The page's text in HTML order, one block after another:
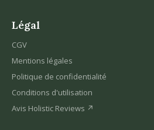
Légal
CGV
Mentions légales
Politique de confidentialité
Conditions d'utilisation
Avis Holistic Reviews ↗